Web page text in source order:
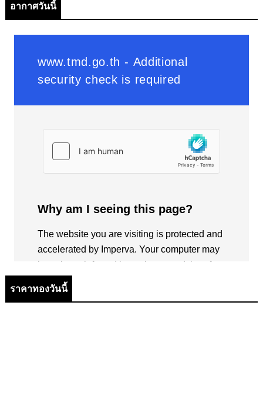
อากาศวันนี้
ราคาทองวันนี้